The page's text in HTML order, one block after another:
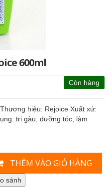
600ml
Còn hàng
hiệu: Rejoice Xuất xứ:
trị gàu, dưỡng tóc, làm
THÊM VÀO GIỎ HÀNG